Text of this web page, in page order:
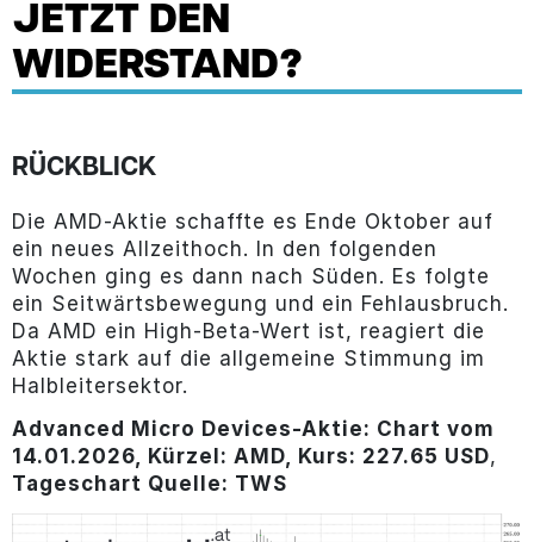
JETZT DEN
WIDERSTAND?
RÜCKBLICK
Die AMD-Aktie schaffte es Ende Oktober auf
ein neues Allzeithoch. In den folgenden
Wochen ging es dann nach Süden. Es folgte
ein Seitwärtsbewegung und ein Fehlausbruch.
Da AMD ein High-Beta-Wert ist, reagiert die
Aktie stark auf die allgemeine Stimmung im
Halbleitersektor.
Advanced Micro Devices-Aktie: Chart vom
14.01.2026, Kürzel: AMD, Kurs: 227.65 USD,
Tageschart Quelle: TWS